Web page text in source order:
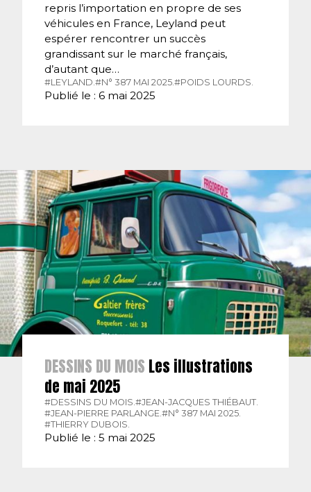
repris l’importation en propre de ses
véhicules en France, Leyland peut
espérer rencontrer un succès
grandissant sur le marché français,
d’autant que…
#LEYLAND. #N° 387 MAI 2025. #POIDS LOURDS.
Publié le : 6 mai 2025
DESSINS DU MOIS Les illustrations
de mai 2025
#DESSINS DU MOIS. #JEAN-JACQUES THIÉBAUT.
#JEAN-PIERRE PARLANGE. #N° 387 MAI 2025.
#THIERRY DUBOIS.
Publié le : 5 mai 2025